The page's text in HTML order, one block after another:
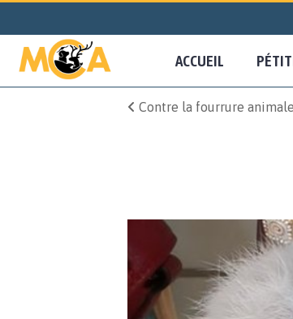
ACCUEIL
Contre la fourrure